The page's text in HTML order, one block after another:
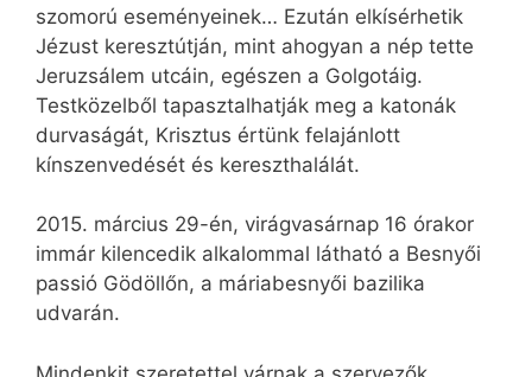
szomorú eseményeinek… Ezután elkísérhetik
Jézust keresztútján, mint ahogyan a nép tette
Jeruzsálem utcáin, egészen a Golgotáig.
Testközelből tapasztalhatják meg a katonák
durvaságát, Krisztus értünk felajánlott
kínszenvedését és kereszthalálát.
2015. március 29-én, virágvasárnap 16 órakor
immár kilencedik alkalommal látható a Besnyői
passió Gödöllőn, a máriabesnyői bazilika
udvarán.